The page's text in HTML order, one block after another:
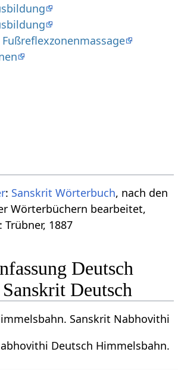
: Sanskrit Wörterbuch, nach den
Wörterbüchern bearbeitet,
Trübner, 1887
Deutsch
Deutsch
Sanskrit Nabhovithi
Deutsch Himmelsbahn.